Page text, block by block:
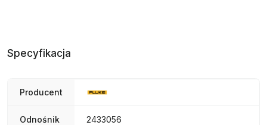
Specyfikacja
Producent
Odnośnik 2433056